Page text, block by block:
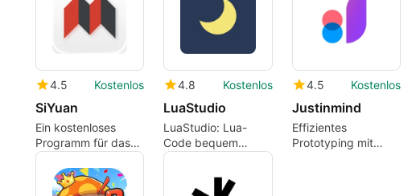
4.5 Kostenlos
SiYuan
Ein kostenloses
Programm für das
iPhone, von Yunnan
Liandi Technology
Co. Ltd..
4.8 Kostenlos
LuaStudio
LuaStudio: Lua-
Code bequem
erstellen und
4.5 Kostenlos
Justinmind
Effizientes
Prototyping mit